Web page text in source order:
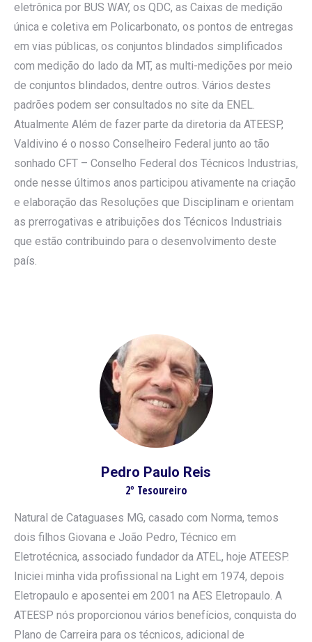
eletrônica por BUS WAY, os QDC, as Caixas de medição
única e coletiva em Policarbonato, os pontos de entregas
em vias públicas, os conjuntos blindados simplificados
com medição do lado da MT, as multi-medições por meio
de conjuntos blindados, dentre outros. Vários destes
padrões podem ser consultados no site da ENEL.
Atualmente Além de fazer parte da diretoria da ATEESP,
Valdivino é o nosso Conselheiro Federal junto ao tão
sonhado CFT – Conselho Federal dos Técnicos Industrias,
onde nesse últimos anos participou ativamente na criação
e elaboração das Resoluções que Disciplinam e orientam
as prerrogativas e atribuições dos Técnicos Industriais
que estão contribuindo para o desenvolvimento deste
país.
Pedro Paulo Reis
2º Tesoureiro
Natural de Cataguases MG, casado com Norma, temos
dois filhos Giovana e João Pedro, Técnico em
Eletrotécnica, associado fundador da ATEL, hoje ATEESP.
Iniciei minha vida profissional na Light em 1974, depois
Eletropaulo e aposentei em 2001 na AES Eletropaulo. A
ATEESP nós proporcionou vários benefícios, conquista do
Plano de Carreira para os técnicos, adicional de